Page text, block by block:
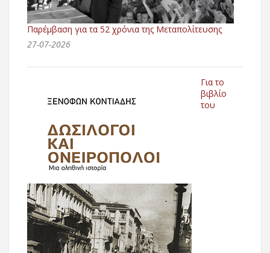
Παρέμβαση για τα 52 χρόνια της Μεταπολίτευσης
27-07-2026
Για το
βιβλίο
του